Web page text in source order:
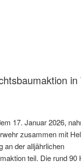
17. Januar 2026,
zusammen mit
an der alljährlichen
teil. Die rund 90